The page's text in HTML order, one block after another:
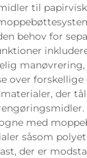
til
behov for
over
der
med
såsom
der er